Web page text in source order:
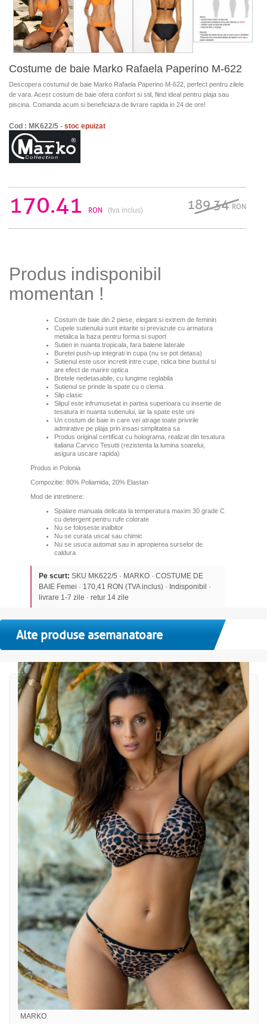
Costume de baie Marko Rafaela Paperino M-622
Descopera costumul de baie Marko Rafaela Paperino M-622, perfect pentru zilele
de vara. Acest costum de baie ofera confort si stil, fiind ideal pentru plaja sau
piscina. Comanda acum si beneficiaza de livrare rapida in 24 de ore!
Cod : MK622/5 - stoc epuizat
170.41 RON (tva inclus) 189.34RON
Produs indisponibil
momentan !
Costum de baie din 2 piese, elegant si extrem de feminin
Cupele sutienului sunt intarite si prevazute cu armatura
metalica la baza pentru forma si suport
Sutien in nuanta tropicala, fara balene laterale
Buretei push-up integrati in cupa (nu se pot detasa)
Sutienul este usor incretit intre cupe, ridica bine bustul si
are efect de marire optica
Bretele nedetasabile, cu lungime reglabila
Sutienul se prinde la spate cu o clema
Slip clasic
Slipul este infrumusetat in partea superioara cu insertie de
tesatura in nuanta sutienului, iar la spate este uni
Un costum de baie in care vei atrage toate privirile
admirative pe plaja prin insasi simplitatea sa
Produs original certificat cu holograma, realizat din tesatura
italiana Carvico Tesutti (rezistenta la lumina soarelui,
asigura uscare rapida)
Produs in Polonia
Compozitie: 80% Poliamida, 20% Elastan
Mod de intretinere:
Spalare manuala delicata la temperatura maxim 30 grade C
cu detergent pentru rufe colorate
Nu se foloseste inalbitor
Nu se curata uscat sau chimic
Nu se usuca automat sau in apropierea surselor de
caldura
Pe scurt: SKU MK622/5 · MARKO · COSTUME DE
BAIE Femei · 170,41 RON (TVA inclus) · Indisponibil ·
livrare 1-7 zile · retur 14 zile
Alte produse asemanatoare
MARKO